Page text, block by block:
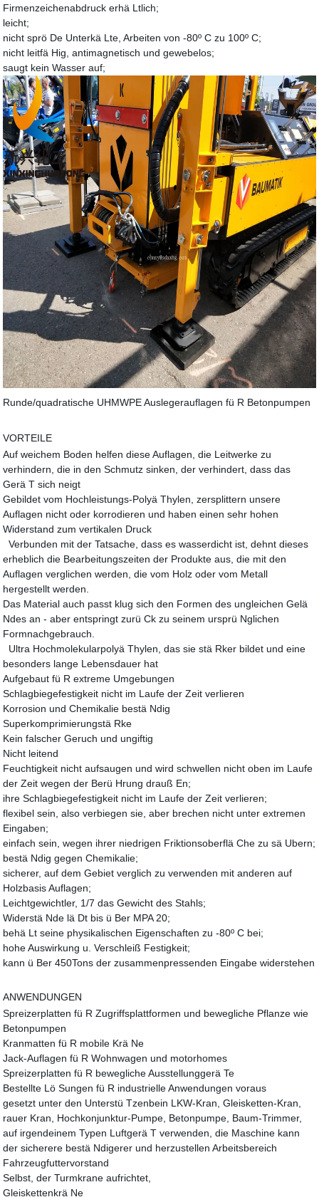
Firmenzeichenabdruck erhä Ltlich;
leicht;
nicht sprö De Unterkä Lte, Arbeiten von -80º C zu 100º C;
nicht leitfä Hig, antimagnetisch und gewebelos;
saugt kein Wasser auf;
Runde/quadratische UHMWPE Auslegerauflagen fü R Betonpumpen
VORTEILE
Auf weichem Boden helfen diese Auflagen, die Leitwerke zu
verhindern, die in den Schmutz sinken, der verhindert, dass das
Gerä T sich neigt
Gebildet vom Hochleistungs-Polyä Thylen, zersplittern unsere
Auflagen nicht oder korrodieren und haben einen sehr hohen
Widerstand zum vertikalen Druck
Verbunden mit der Tatsache, dass es wasserdicht ist, dehnt dieses
erheblich die Bearbeitungszeiten der Produkte aus, die mit den
Auflagen verglichen werden, die vom Holz oder vom Metall
hergestellt werden.
Das Material auch passt klug sich den Formen des ungleichen Gelä
Ndes an - aber entspringt zurü Ck zu seinem ursprü Nglichen
Formnachgebrauch.
Ultra Hochmolekularpolyä Thylen, das sie stä Rker bildet und eine
besonders lange Lebensdauer hat
Aufgebaut fü R extreme Umgebungen
Schlagbiegefestigkeit nicht im Laufe der Zeit verlieren
Korrosion und Chemikalie bestä Ndig
Superkomprimierungstä Rke
Kein falscher Geruch und ungiftig
Nicht leitend
Feuchtigkeit nicht aufsaugen und wird schwellen nicht oben im Laufe
der Zeit wegen der Berü Hrung drauß En;
ihre Schlagbiegefestigkeit nicht im Laufe der Zeit verlieren;
flexibel sein, also verbiegen sie, aber brechen nicht unter extremen
Eingaben;
einfach sein, wegen ihrer niedrigen Friktionsoberflä Che zu sä Ubern;
bestä Ndig gegen Chemikalie;
sicherer, auf dem Gebiet verglich zu verwenden mit anderen auf
Holzbasis Auflagen;
Leichtgewichtler, 1/7 das Gewicht des Stahls;
Widerstä Nde lä Dt bis ü Ber MPA 20;
behä Lt seine physikalischen Eigenschaften zu -80º C bei;
hohe Auswirkung u. Verschleiß Festigkeit;
kann ü Ber 450Tons der zusammenpressenden Eingabe widerstehen
ANWENDUNGEN
Spreizerplatten fü R Zugriffsplattformen und bewegliche Pflanze wie
Betonpumpen
Kranmatten fü R mobile Krä Ne
Jack-Auflagen fü R Wohnwagen und motorhomes
Spreizerplatten fü R bewegliche Ausstellunggerä Te
Bestellte Lö Sungen fü R industrielle Anwendungen voraus
gesetzt unter den Unterstü Tzenbein LKW-Kran, Gleisketten-Kran,
rauer Kran, Hochkonjunktur-Pumpe, Betonpumpe, Baum-Trimmer,
auf irgendeinem Typen Luftgerä T verwenden, die Maschine kann
der sicherere bestä Ndigerer und herzustellen Arbeitsbereich
Fahrzeugfuttervorstand
Selbst, der Turmkrane aufrichtet,
Gleiskettenkrä Ne